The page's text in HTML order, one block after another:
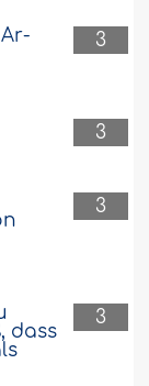
3
3
3
3
dass